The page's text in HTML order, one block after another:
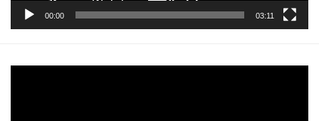
00:00 03:11